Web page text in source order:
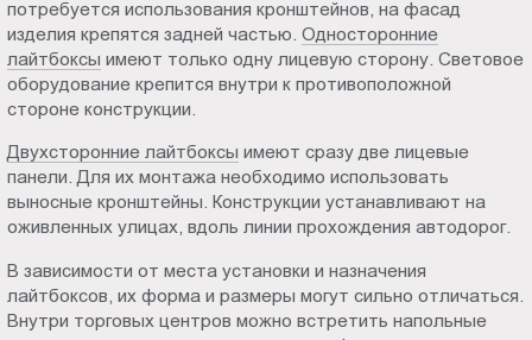
потребуется использования кронштейнов, на фасад
изделия крепятся задней частью.Односторонние
лайтбоксы имеют только одну лицевую сторону. Световое
оборудование крепится внутри к противоположной
стороне конструкции.
Двухсторонние лайтбоксы имеют сразу две лицевые
панели. Для их монтажа необходимо использовать
выносные кронштейны. Конструкции устанавливают на
оживленных улицах, вдоль линии прохождения автодорог.
В зависимости от места установки и назначения
лайтбоксов, их форма и размеры могут сильно отличаться.
Внутри торговых центров можно встретить напольные